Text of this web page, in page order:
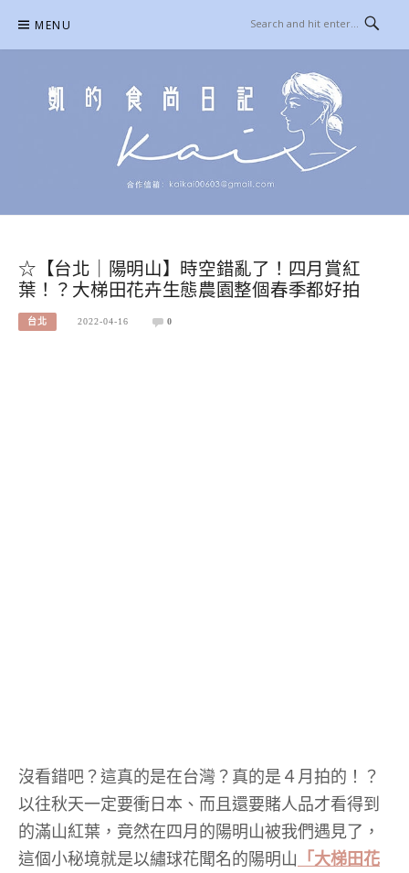
content
MENU
☆【台北｜陽明山】時空錯亂了！四月賞紅
葉！？大梯田花卉生態農園整個春季都好拍
台北 2022-04-16 0
沒看錯吧？這真的是在台灣？真的是４月拍的！？
以往秋天一定要衝日本、而且還要賭人品才看得到
的滿山紅葉，竟然在四月的陽明山被我們遇見了，
這個小秘境就是以繡球花聞名的陽明山 「大梯田花